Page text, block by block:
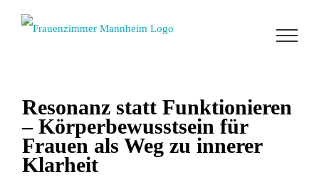
Resonanz statt Funktionieren
– Körperbewusstsein für
Frauen als Weg zu innerer
Klarheit